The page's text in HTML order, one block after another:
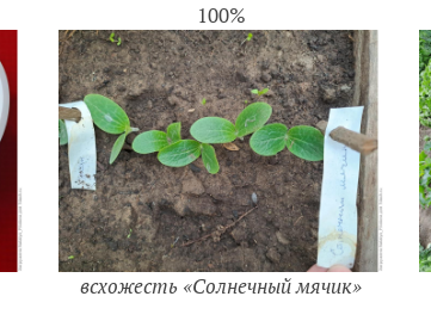
100%
всхожесть «Солнечный мячик»